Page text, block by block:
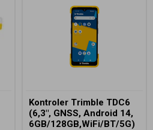
Kontroler Trimble TDC6
(6,3", GNSS, Android 14,
6GB/128GB,WiFi/BT/5G)